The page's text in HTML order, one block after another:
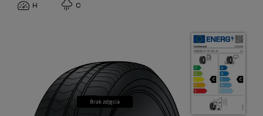
H C